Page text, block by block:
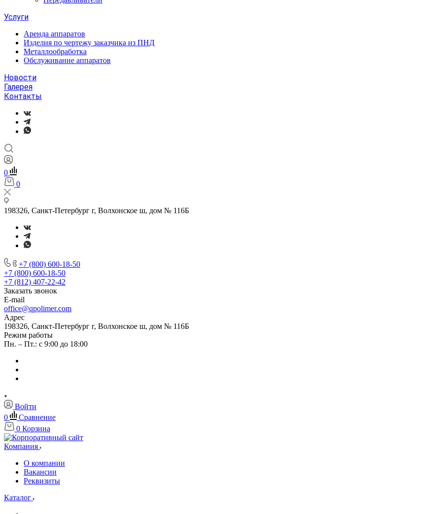
Услуги
Аренда аппаратов
Изделия по чертежу заказчика из ПНД
Металлообработка
Обслуживание аппаратов
Новости
Галерея
Контакты
0
0
198326, Санкт-Петербург г, Волхонское ш, дом № 116Б
+7 (800) 600-18-50
+7 (800) 600-18-50
+7 (812) 407-22-42
Заказать звонок
E-mail
office@qpolimer.com
Адрес
198326, Санкт-Петербург г, Волхонское ш, дом № 116Б
Режим работы
Пн. – Пт.: с 9:00 до 18:00
Войти
0
Сравнение
0 Корзина
Компания
О компании
Вакансии
Реквизиты
Каталог